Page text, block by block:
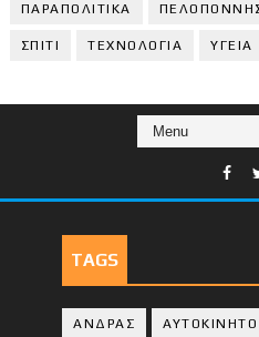
ΠΑΡΑΠΟΛΙΤΙΚΑ
ΣΠΙΤΙ ΤΕΧΝΟΛΟΓΙΑ ΥΓΕΙΑ
TAGS
ΑΝΔΡΑΣ ΑΥΤΟΚΙΝΗΤΟ